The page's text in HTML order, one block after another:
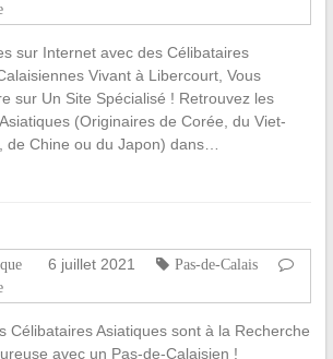
sur Internet avec des Célibataires
Vivant à Libercourt, Vous
sur Un Site Spécialisé ! Retrouvez les
(Originaires de Corée, du Viet-
de Chine ou du Japon) dans…
6 juillet 2021
Pas-de-Calais
Célibataires Asiatiques sont à la Recherche
avec un Pas-de-Calaisien !